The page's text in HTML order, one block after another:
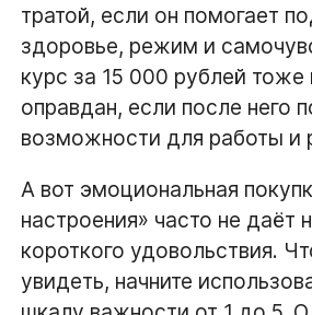
тратой, если он помогает
здоровье, режим и
курс за 15 000 рублей
оправдан, если после него
возможности для работы и
А вот эмоциональная
настроения» часто не даёт
короткого удовольствия.
увидеть, начните